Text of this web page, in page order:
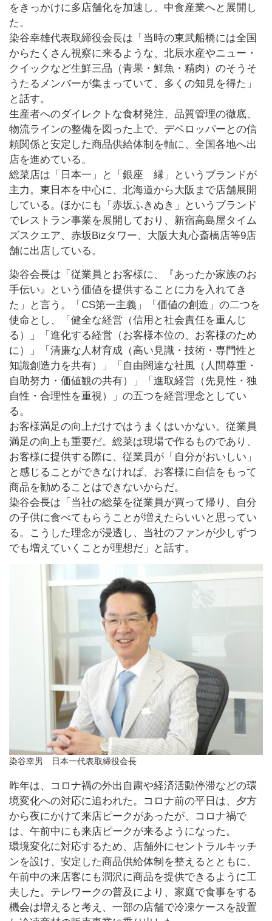
をきっかけに多店舗化を加速し、中食産業へと展開し
た。
染谷幸雄代表取締役会長は「当時の東武船橋には全国
からたくさん視察に来るような、北辰水産やニュー・
クイックなど生鮮三品（青果・鮮魚・精肉）のそうそ
うたるメンバーが集まっていて、多くの知見を得た」
と話す。
生産者へのダイレクトな食材発注、品質管理の徹底、
物流ラインの整備を図った上で、デベロッパーとの信
頼関係と安定した商品供給体制を軸に、全国各地へ出
店を進めている。
総菜店は「日本一」と「銀座 縁」というブランドが
主力。東日本を中心に、北海道から大阪まで店舗展開
している。ほかにも「赤坂ふきぬき」というブランド
でレストラン事業を展開しており、新宿高島屋タイム
ズスクエア、赤坂Bizタワー、大阪大丸心斎橋店等9店
舗に出店している。
染谷幸男 日本一代表取締役会長
染谷会長は「従業員とお客様に、『あったか家族のお
手伝い』という価値を提供することに力を入れてき
た」と言う。「CS第一主義」「価値の創造」の二つを
使命とし、「健全な経営（信用と社会責任を重んじ
る）」「進化する経営（お客様本位の、お客様のため
に）」「清廉な人材育成（高い見識・技術・専門性と
知識創造力を共有）」「自由闊達な社風（人間尊重・
自助努力・価値観の共有）」「進取経営（先見性・独
自性・合理性を重視）」の五つを経営理念としてい
る。
お客様満足の向上だけではうまくはいかない。従業員
満足の向上も重要だ。総菜は現場で作るものであり、
お客様に提供する際に、従業員が「自分がおいしい」
と感じることができなければ、お客様に自信をもって
商品を勧めることはできないからだ。
染谷会長は「当社の総菜を従業員が買って帰り、自分
の子供に食べてもらうことが増えたらいいと思ってい
る。こうした理念が浸透し、当社のファンが少しずつ
でも増えていくことが理想だ」と話す。
昨年は、コロナ禍の外出自粛や経済活動停滞などの環
境変化への対応に追われた。コロナ前の平日は、夕方
から夜にかけて来店ピークがあったが、コロナ禍で
は、午前中にも来店ピークが来るようになった。
環境変化に対応するため、店舗外にセントラルキッチ
ンを設け、安定した商品供給体制を整えるとともに、
午前中の来店客にも潤沢に商品を提供できるように工
夫した。テレワークの普及により、家庭で食事をする
機会は増えると考え、一部の店舗で冷凍ケースを設置